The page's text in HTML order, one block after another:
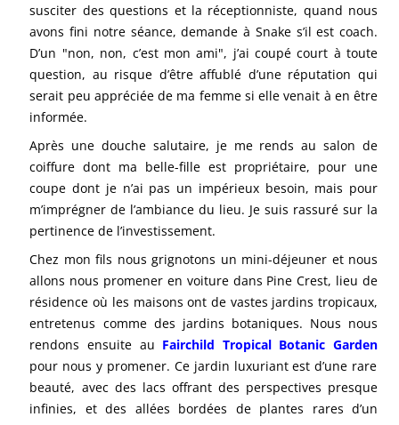
susciter des questions et la réceptionniste, quand nous
avons fini notre séance, demande à Snake s’il est coach.
D’un "non, non, c’est mon ami", j’ai coupé court à toute
question, au risque d’être affublé d’une réputation qui
serait peu appréciée de ma femme si elle venait à en être
informée.
Après une douche salutaire, je me rends au salon de
coiffure dont ma belle-fille est propriétaire, pour une
coupe dont je n’ai pas un impérieux besoin, mais pour
m’imprégner de l’ambiance du lieu. Je suis rassuré sur la
pertinence de l’investissement.
Chez mon fils nous grignotons un mini-déjeuner et nous
allons nous promener en voiture dans Pine Crest, lieu de
résidence où les maisons ont de vastes jardins tropicaux,
entretenus comme des jardins botaniques. Nous nous
rendons ensuite au Fairchild Tropical Botanic Garden
pour nous y promener. Ce jardin luxuriant est d’une rare
beauté, avec des lacs offrant des perspectives presque
infinies, et des allées bordées de plantes rares d’un